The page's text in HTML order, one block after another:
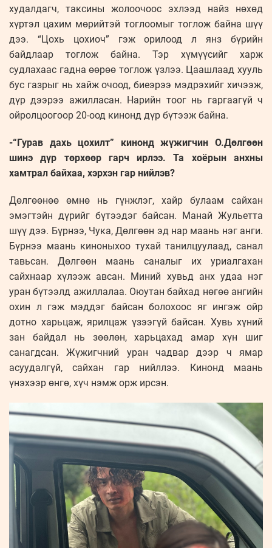
худалдагч, таксины жолоочоос эхлээд найз нөхөд
хүртэл цахим мөрийтэй тоглоомыг тоглож байна шүү
дээ. “Цохь цохиоч” гэж орилоод л янз бүрийн
байдлаар тоглож байна. Тэр хүмүүсийг харж
судлахаас гадна өөрөө тоглож үзлээ. Цаашлаад хууль
бус газрыг нь хайж очоод, биеэрээ мэдрэхийг хичээж,
дүр дээрээ ажилласан. Нарийн тоог нь гаргаагүй ч
ойролцоогоор 20-оод кинонд дүр бүтээж байна.
-“Гурав дахь цохилт” кинонд жүжигчин О.Дөлгөөн
шинэ дүр төрхөөр гарч ирлээ. Та хоёрын анхны
хамтрал байхаа, хэрхэн гар нийлэв?
Дөлгөөнөө өмнө нь гүнжлэг, хайр булаам сайхан
эмэгтэйн дүрийг бүтээдэг байсан. Манай Жульетта
шүү дээ. Бүрнээ, Чука, Дөлгөөн эд нар маань нэг анги.
Бүрнээ маань киноныхоо тухай танилцуулаад, санал
тавьсан. Дөлгөөн маань саналыг их уриалгахан
сайхнаар хүлээж авсан. Миний хувьд анх удаа нэг
уран бүтээлд ажиллалаа. Оюутан байхад нөгөө ангийн
охин л гэж мэддэг байсан болохоос яг ингэж ойр
дотно харьцаж, ярилцаж үзээгүй байсан. Хувь хүний
зан байдал нь зөөлөн, харьцахад амар хүн шиг
санагдсан. Жүжигчний уран чадвар дээр ч ямар
асуудалгүй, сайхан гар нийллээ. Кинонд маань
үнэхээр өнгө, хүч нэмж орж ирсэн.